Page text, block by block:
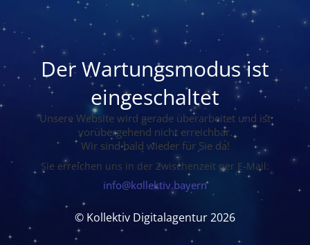
Der Wartungsmodus ist
eingeschaltet
Unsere Website wird gerade überarbeitet und ist
vorübergehend nicht erreichbar.
Wir sind bald wieder für Sie da!
Sie erreichen uns in der Zwischenzeit per E-Mail:
info@kollektiv.bayern
© Kollektiv Digitalagentur 2026